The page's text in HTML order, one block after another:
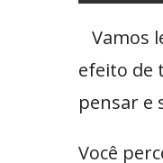
Vamos
efeito de
pensar e
Você